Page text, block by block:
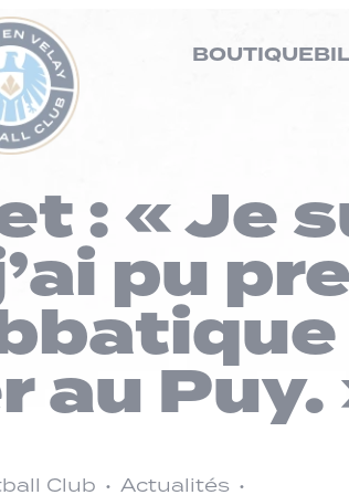
BOUTIQUE
: « Je
pu
au Puy.
Club Actualités